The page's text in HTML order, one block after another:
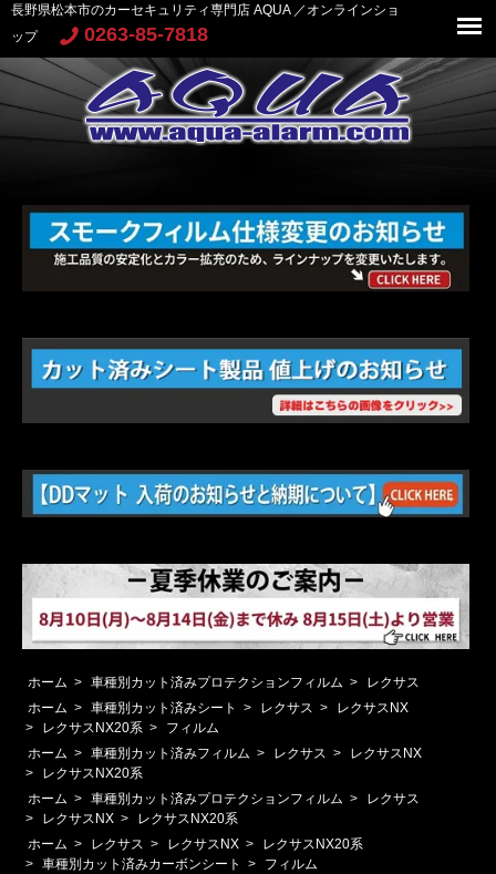
長野県松本市のカーセキュリティ専門店 AQUA ／オンラインショ
ップ
0263-85-7818
ホーム > 車種別カット済みプロテクションフィルム >
レクサス
ホーム > 車種別カット済みシート > レクサス >
レクサスNX
>
レクサスNX20系 >
フィルム
ホーム > 車種別カット済みフィルム > レクサス >
レクサスNX
>
レクサスNX20系
ホーム > 車種別カット済みプロテクションフィルム >
レクサス
>
レクサスNX >
レクサスNX20系
ホーム > レクサス > レクサスNX >
レクサスNX20系
> 車種別カット済みカーボンシート >
フィルム